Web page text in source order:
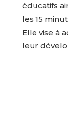
éducatifs
les 15
Elle vise à
leur